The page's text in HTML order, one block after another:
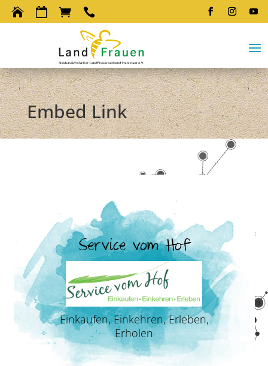
   
Embed Link
Service vom Hof
Einkaufen, Einkehren, Erleben,
Erholen